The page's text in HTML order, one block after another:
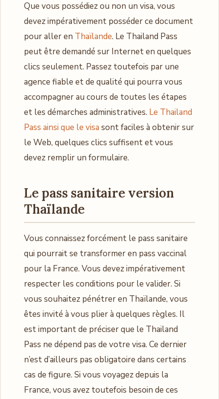
Que vous possédiez ou non un visa, vous
devez impérativement posséder ce document
pour aller en Thaïlande. Le Thailand Pass
peut être demandé sur Internet en quelques
clics seulement. Passez toutefois par une
agence fiable et de qualité qui pourra vous
accompagner au cours de toutes les étapes
et les démarches administratives. Le Thailand
Pass ainsi que le visa sont faciles à obtenir sur
le Web, quelques clics suffisent et vous
devez remplir un formulaire.
Le pass sanitaire version
Thaïlande
Vous connaissez forcément le pass sanitaire
qui pourrait se transformer en pass vaccinal
pour la France. Vous devez impérativement
respecter les conditions pour le valider. Si
vous souhaitez pénétrer en Thaïlande, vous
êtes invité à vous plier à quelques règles. Il
est important de préciser que le Thailand
Pass ne dépend pas de votre visa. Ce dernier
n’est d’ailleurs pas obligatoire dans certains
cas de figure. Si vous voyagez depuis la
France, vous avez toutefois besoin de ces